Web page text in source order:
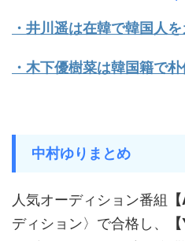
・井川遥は在韓で韓国人
・木下優樹菜は韓国籍で
中村ゆりまとめ
人気オーディション番組
ディション〉で合格し、